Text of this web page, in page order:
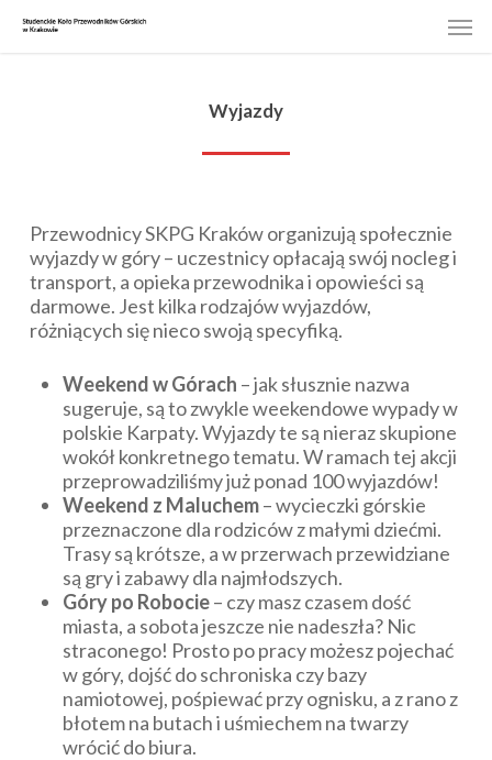
Wyjazdy
Przewodnicy SKPG Kraków organizują społecznie
wyjazdy w góry – uczestnicy opłacają swój nocleg i
transport, a opieka przewodnika i opowieści są
darmowe. Jest kilka rodzajów wyjazdów,
różniących się nieco swoją specyfiką.
Weekend w Górach – jak słusznie nazwa
sugeruje, są to zwykle weekendowe wypady w
polskie Karpaty. Wyjazdy te są nieraz skupione
wokół konkretnego tematu. W ramach tej akcji
przeprowadziliśmy już ponad 100 wyjazdów!
Weekend z Maluchem– wycieczki górskie
przeznaczone dla rodziców z małymi dziećmi.
Trasy są krótsze, a w przerwach przewidziane
są gry i zabawy dla najmłodszych.
Góry po Robocie– czy masz czasem dość
miasta, a sobota jeszcze nie nadeszła? Nic
straconego! Prosto po pracy możesz pojechać
w góry, dojść do schroniska czy bazy
namiotowej, pośpiewać przy ognisku, a z rano z
błotem na butach i uśmiechem na twarzy
wrócić do biura.